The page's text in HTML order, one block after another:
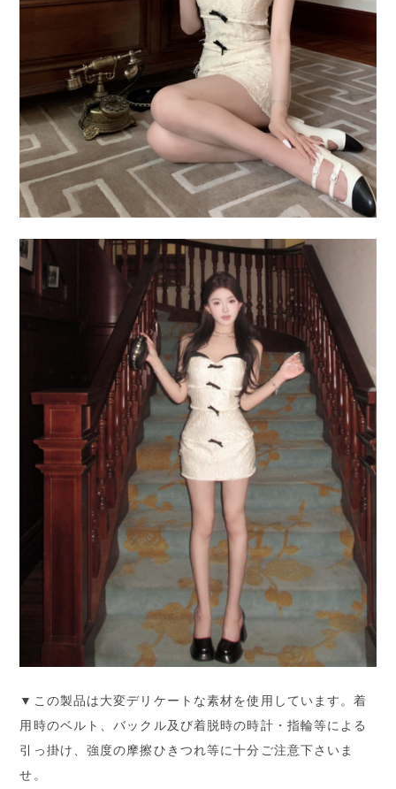
▼この製品は大変デリケートな素材を使用しています。着
用時のベルト、バックル及び着脱時の時計・指輪等による
引っ掛け、強度の摩擦ひきつれ等に十分ご注意下さいま
せ。